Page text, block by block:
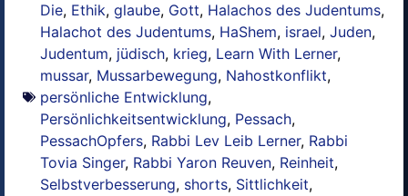
Die, Ethik, glaube, Gott, Halachos des Judentums,
Halachot des Judentums, HaShem, israel, Juden,
Judentum, jüdisch, krieg, Learn With Lerner,
mussar, Mussarbewegung, Nahostkonflikt,
persönliche Entwicklung,
Persönlichkeitsentwicklung, Pessach,
PessachOpfers, Rabbi Lev Leib Lerner, Rabbi
Tovia Singer, Rabbi Yaron Reuven, Reinheit,
Selbstverbesserung, shorts, Sittlichkeit,